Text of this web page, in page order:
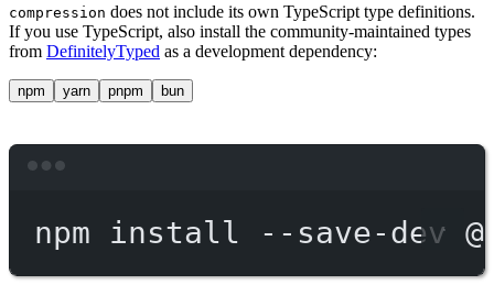
compression does not include its own TypeScript type definitions.
If you use TypeScript, also install the community-maintained types
from DefinitelyTyped as a development dependency:
npm yarn pnpm bun
npm install --save-dev